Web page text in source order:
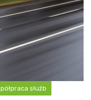
służb